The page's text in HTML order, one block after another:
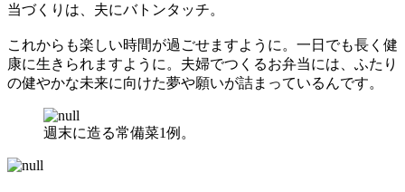
当づくりは、夫にバトンタッチ。
これからも楽しい時間が過ごせますように。一日でも長く健
康に生きられますように。夫婦でつくるお弁当には、ふたり
の健やかな未来に向けた夢や願いが詰まっているんです。
週末に造る常備菜1例。